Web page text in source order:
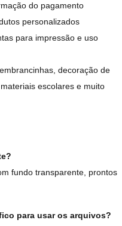
do pagamento
personalizados
para impressão e uso
decoração de
escolares e muito
fundo transparente, prontos
para usar os arquivos?